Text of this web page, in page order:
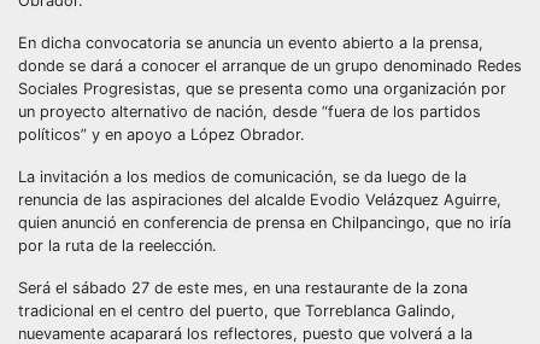
En dicha convocatoria se anuncia un evento abierto a la prensa,
donde se dará a conocer el arranque de un grupo denominado Redes
Sociales Progresistas, que se presenta como una organización por
un proyecto alternativo de nación, desde “fuera de los partidos
políticos” y en apoyo a López Obrador.
La invitación a los medios de comunicación, se da luego de la
renuncia de las aspiraciones del alcalde Evodio Velázquez Aguirre,
quien anunció en conferencia de prensa en Chilpancingo, que no iría
por la ruta de la reelección.
Será el sábado 27 de este mes, en una restaurante de la zona
tradicional en el centro del puerto, que Torreblanca Galindo,
nuevamente acaparará los reflectores, puesto que volverá a la